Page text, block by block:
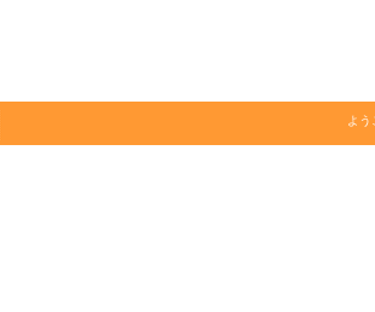
よう